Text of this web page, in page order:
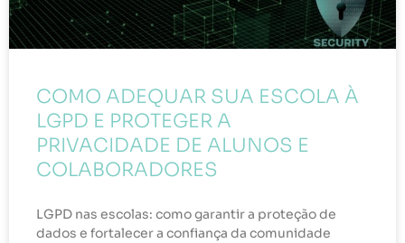
COMO ADEQUAR SUA ESCOLA À
LGPD E PROTEGER A
PRIVACIDADE DE ALUNOS E
COLABORADORES
LGPD nas escolas: como garantir a proteção de
dados e fortalecer a confiança da comunidade